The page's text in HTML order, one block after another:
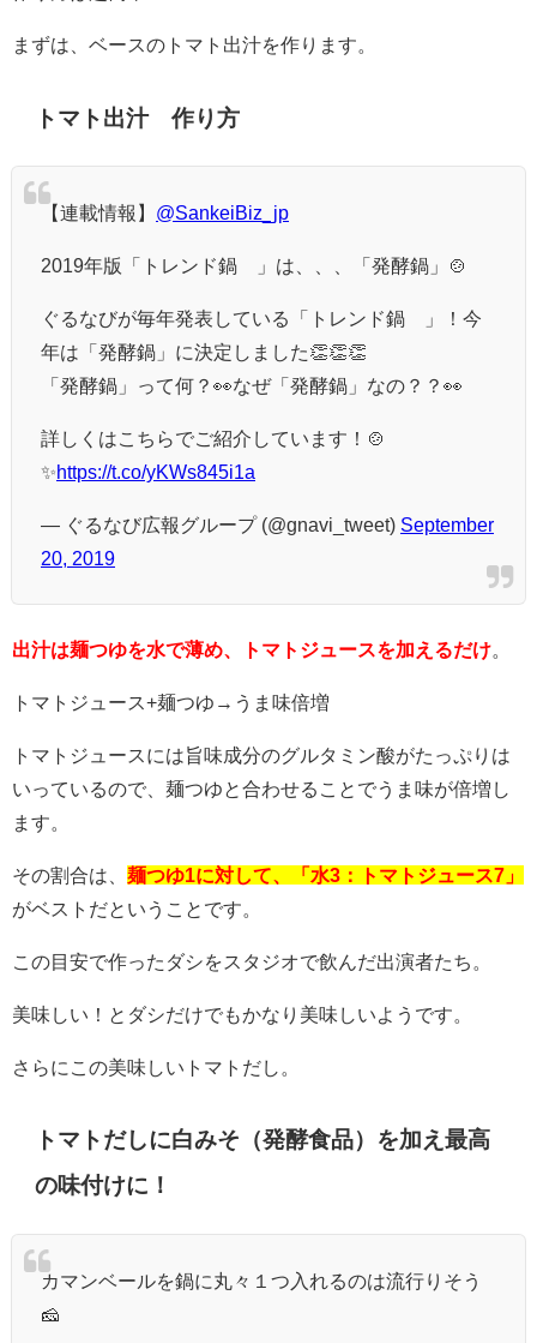
まずは、ベースのトマト出汁を作ります。
トマト出汁 作り方
【連載情報】 @SankeiBiz_jp
2019年版「トレンド鍋®」は、、、「発酵鍋」🍲
ぐるなびが毎年発表している「トレンド鍋®」！今
年は「発酵鍋」に決定しました👏👏👏
「発酵鍋」って何？👀なぜ「発酵鍋」なの？？👀
詳しくはこちらでご紹介しています！🍲
✨https://t.co/yKWs845i1a
— ぐるなび広報グループ (@gnavi_tweet) September
20, 2019
出汁は麺つゆを水で薄め、トマトジュースを加えるだけ
トマトジュース+麺つゆ→うま味倍増
トマトジュースには旨味成分のグルタミン酸がたっぷりは
いっているので、麺つゆと合わせることでうま味が倍増し
ます。
その割合は、 麺つゆ1に対して、「水3：トマトジュース7」
がベストだということです。
この目安で作ったダシをスタジオで飲んだ出演者たち。
美味しい！とダシだけでもかなり美味しいようです。
さらにこの美味しいトマトだし。
トマトだしに白みそ（発酵食品）を加え最高
の味付けに！
カマンベールを鍋に丸々１つ入れるのは流行りそう
🧀